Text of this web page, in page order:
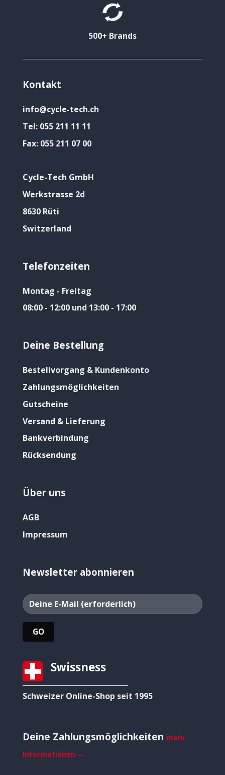
500+ Brands
Kontakt
info@cycle-tech.ch
Tel: 055 211 11 11
Fax: 055 211 07 00
Cycle-Tech GmbH
Werkstrasse 2d
8630 Rüti
Switzerland
Telefonzeiten
Montag - Freitag
08:00 - 12:00 und 13:00 - 17:00
Deine Bestellung
Bestellvorgang & Kundenkonto
Zahlungsmöglichkeiten
Gutscheine
Versand & Lieferung
Bankverbindung
Rücksendung
Über uns
AGB
Impressum
Newsletter abonnieren
Swissness
Schweizer Online-Shop seit 1995
Deine Zahlungsmöglichkeiten mehr
Informationen →